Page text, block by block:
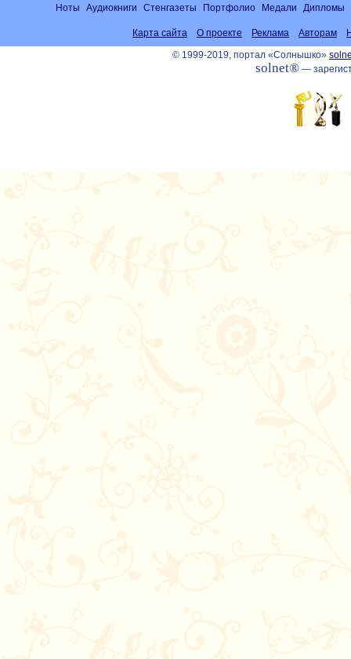
Ноты
Аудиокниги Стенгазеты Портфолио Медали Дипломы
Карта сайта О проекте Реклама Авторам
© 1999-2019, портал «Солнышко»
solnet®—